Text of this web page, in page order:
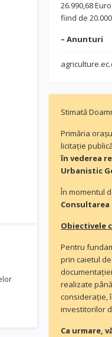
26.990,68
fiind de
– Anunturi
Stimată
Primăria
licitație
în vederea
Urbanistic
În momentul
Consultarea
Obiectivele
Pentru
prin caietul
realizate
consideraţie,
investitorilor
Ca urmare,